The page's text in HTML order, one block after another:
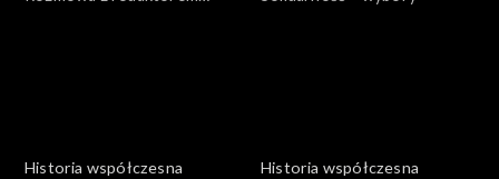
Historia współczesna
Historia współczesna